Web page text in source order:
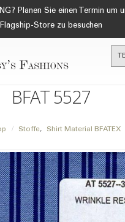
Planen Sie einen Termin um
Flagship-Store zu besuchen
BFAT 5527
Stoffe, Shirt Material BFATEX